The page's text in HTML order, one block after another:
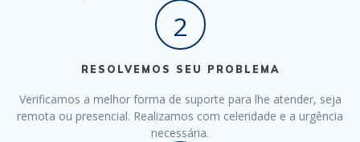
2
RESOLVEMOS SEU PROBLEMA
Verificamos a melhor forma de suporte para lhe atender, seja
remota ou presencial. Realizamos com celeridade e a urgência
necessária.